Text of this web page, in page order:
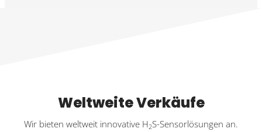
Weltweite Verkäufe
Wir bieten weltweit innovative H2S-Sensorlösungen an.